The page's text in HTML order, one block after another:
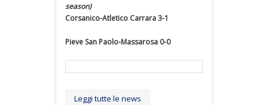
season)
Corsanico-Atletico Carrara 3-1
Pieve San Paolo-Massarosa 0-0
Leggi tutte le news